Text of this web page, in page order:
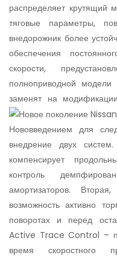
распределяет крутящий
тяговые параметры,
внедорожник более
обеспечения
скорости,
полноприводной
заменят на
Нововведением для
внедрение двух
компенсирует
контроль
амортизаторов.
возможность активно
поворотах и перед
Active Trace Control –
время скоростного